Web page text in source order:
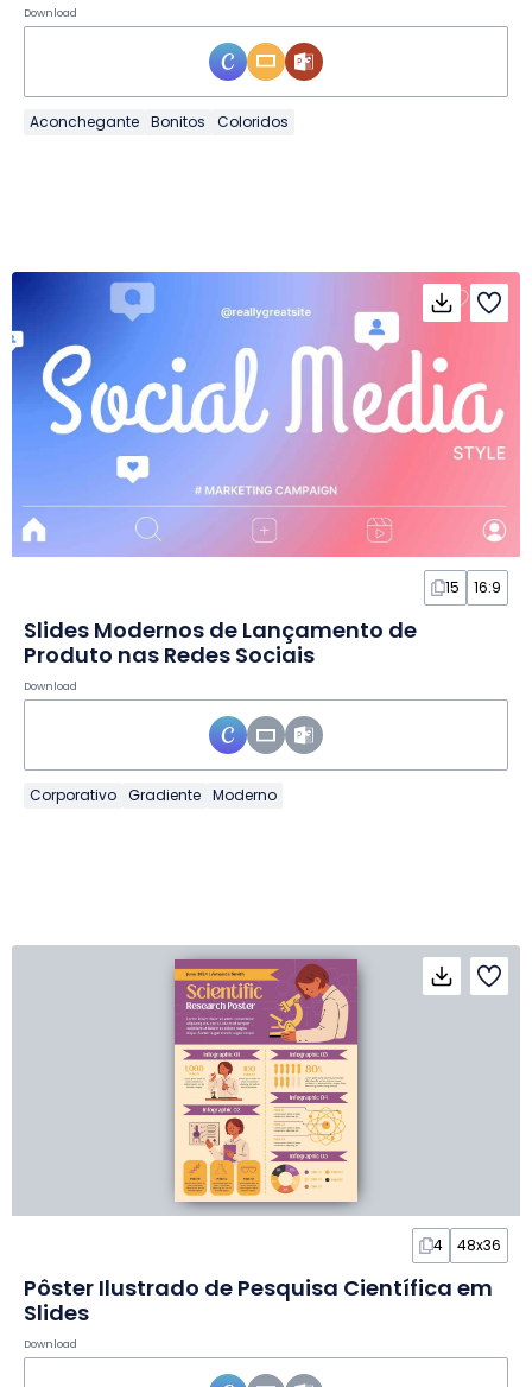
Download
Aconchegante Bonitos Coloridos
15 16:9
Slides Modernos de Lançamento de
Produto nas Redes Sociais
Download
Corporativo Gradiente Moderno
4 48x36
Pôster Ilustrado de Pesquisa Científica em
Slides
Download